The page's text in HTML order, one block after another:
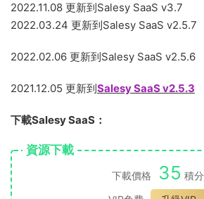
2022.11.08 更新到Salesy SaaS v3.7
2022.03.24 更新到Salesy SaaS v2.5.7
2022.02.06 更新到Salesy SaaS v2.5.6
2021.12.05 更新到Salesy SaaS v2.5.3
下載Salesy SaaS：
資源下載
下載價格 35 積分